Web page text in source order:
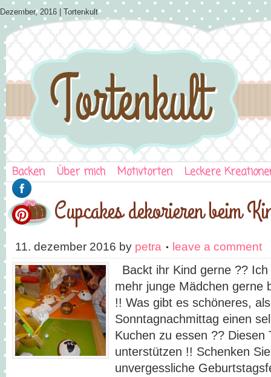
Dezember, 2016 | Tortenkult
Backen Über mich Motivtorten Leckere
Cupcakes dekorieren beim
11. dezember 2016 by petra leave a comment
Backt ihr Kind gerne ??
mehr junge Mädchen gerne
!! Was gibt es schöneres,
Sonntagnachmittag einen
Kuchen zu essen ?? Diesen
unterstützen !! Schenken
unvergessliche